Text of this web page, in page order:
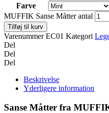
Farve
MUFFIK Sanse Måtter antal
Tilføj til kurv
VarenummerEC01 Kategori
Del
Del
Del
Beskrivelse
Yderligere information
Sanse Måtter fra